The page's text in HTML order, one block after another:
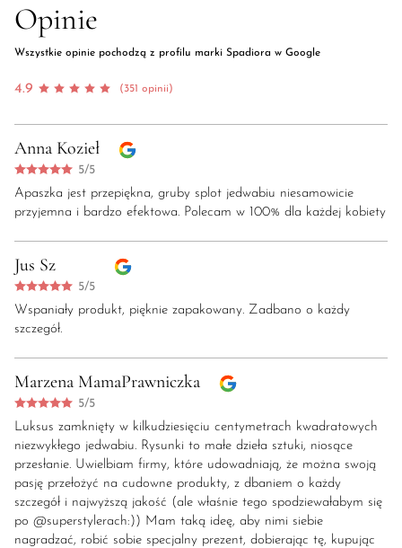
Opinie
Wszystkie opinie pochodzą z profilu marki Spadiora w Google
4.9 (351 opinii)
Anna Kozieł
5/5
Apaszka jest przepiękna, gruby splot jedwabiu niesamowicie
przyjemna i bardzo efektowa. Polecam w 100% dla każdej kobiety
Jus Sz
5/5
Wspaniały produkt, pięknie zapakowany. Zadbano o każdy
szczegół.
Marzena MamaPrawniczka
5/5
Luksus zamknięty w kilkudziesięciu centymetrach kwadratowych
niezwykłego jedwabiu. Rysunki to małe dzieła sztuki, niosące
przesłanie. Uwielbiam firmy, które udowadniają, że można swoją
pasję przełożyć na cudowne produkty, z dbaniem o każdy
szczegół i najwyższą jakość (ale właśnie tego spodziewałabym się
po @superstylerach:)) Mam taką ideę, aby nimi siebie
nagradzać, robić sobie specjalny prezent, dobierając tę, kupując